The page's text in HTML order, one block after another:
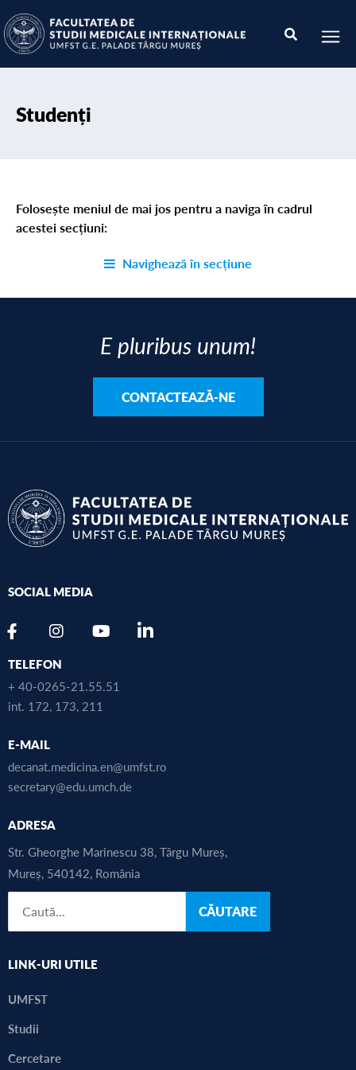
Studenți
Folosește meniul de mai jos pentru a naviga în cadrul
acestei secțiuni:
Navighează în secțiune
E pluribus unum!
CONTACTEAZĂ-NE
SOCIAL MEDIA
TELEFON
+ 40-0265-21.55.51
int. 172, 173, 211
E-MAIL
decanat.medicina.en@umfst.ro
secretary@edu.umch.de
ADRESA
Str. Gheorghe Marinescu 38, Târgu Mureș,
Mureș, 540142, România
CĂUTARE
LINK-URI UTILE
UMFST
Studii
Cercetare